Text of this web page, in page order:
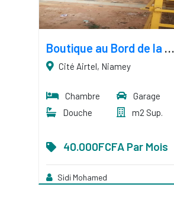
Boutique au Bord de la Grande Voie Cité Airtel
Cité Airtel, Niamey
Chambre
Douche
Garage
m2 Sup.
40.000FCFA Par Mois
Sidi Mohamed